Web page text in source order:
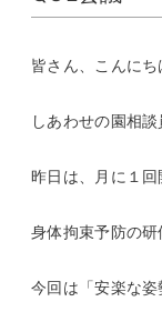
皆さん、こんにち
しあわせの園相
昨日は、月に１
身体拘束予防の研
今回は「安楽な